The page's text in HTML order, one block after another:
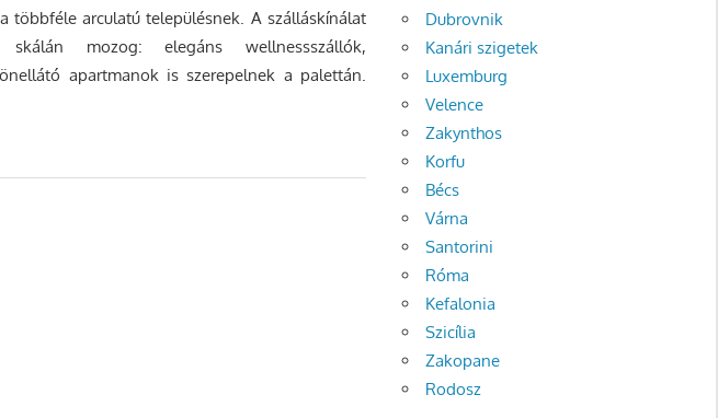
többféle arculatú településnek. A szálláskínálat
skálán mozog: elegáns wellnessszállók,
apartmanok is szerepelnek a palettán.
Dubrovnik
Kanári szigetek
Luxemburg
Velence
Zakynthos
Korfu
Bécs
Várna
Santorini
Róma
Kefalonia
Szicília
Zakopane
Rodosz